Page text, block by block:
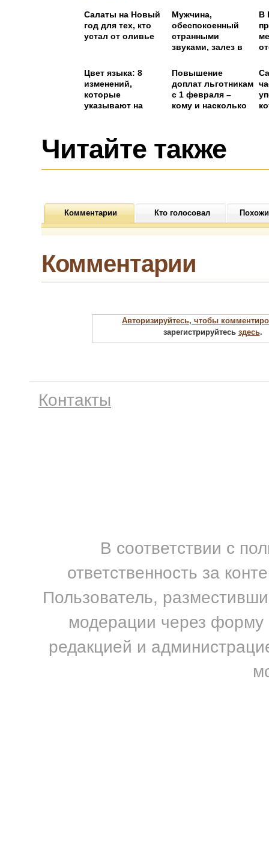
Салаты на Новый
год для тех, кто
устал от оливье
Мужчина,
обеспокоенный
странными
звуками, залез в
ошеломлен своей
В
Цвет языка: 8
изменений,
которые
указывают на
Повышение
доплат льготникам
с 1 февраля –
кому и насколько
Читайте также
Комментарии Кто голосовал
Комментарии
Авторизируйтесь, чтобы
зарегистрируйтесь здесь.
Контакты
В соответствии с
ответственность за
Пользователь,
модерации через форму
редакцией и